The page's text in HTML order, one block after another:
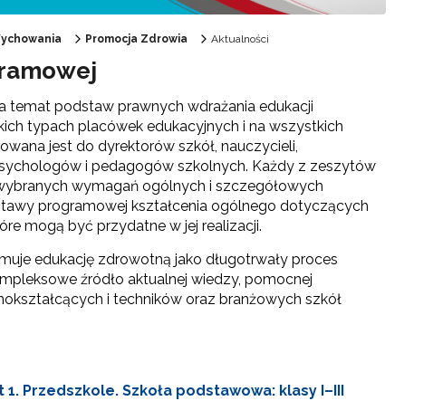
Promocja Zdrowia Aktualności
temat podstaw prawnych wdrażania edukacji
typach placówek edukacyjnych i na wszystkich
jest do dyrektorów szkół, nauczycieli,
i pedagogów szkolnych. Każdy z zeszytów
wymagań ogólnych i szczegółowych
programowej kształcenia ogólnego dotyczących
mogą być przydatne w jej realizacji.
edukację zdrowotną jako długotrwały proces
źródło aktualnej wiedzy, pomocnej
i techników oraz branżowych szkół
Przedszkole. Szkoła podstawowa: klasy I–III